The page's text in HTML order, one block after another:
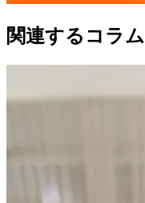
関連するコラム